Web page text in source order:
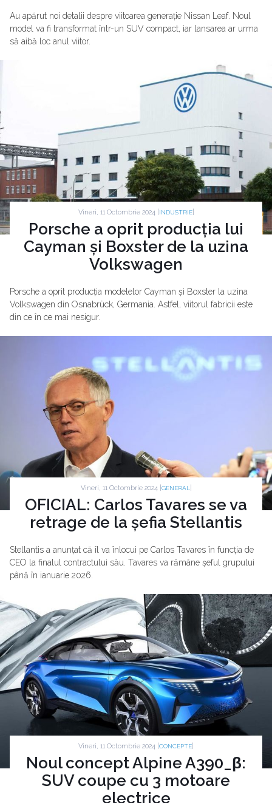
Au apărut noi detalii despre viitoarea generație Nissan Leaf. Noul
model va fi transformat într-un SUV compact, iar lansarea ar urma
să aibă loc anul viitor.
Vineri, 11 Octombrie 2024 | INDUSTRIE|
Porsche a oprit producția lui
Cayman și Boxster de la uzina
Volkswagen
Porsche a oprit producția modelelor Cayman și Boxster la uzina
Volkswagen din Osnabrück, Germania. Astfel, viitorul fabricii este
din ce în ce mai nesigur.
Vineri, 11 Octombrie 2024 | GENERAL
OFICIAL: Carlos Tavares se va
retrage de la șefia Stellantis
Stellantis a anunțat că îl va înlocui pe Carlos Tavares în funcția de
CEO la finalul contractului său. Tavares va rămâne șeful grupului
până în ianuarie 2026.
Vineri, 11 Octombrie 2024 | CONCEPTE
Noul concept Alpine A390_β:
SUV coupe cu 3 motoare
electrice